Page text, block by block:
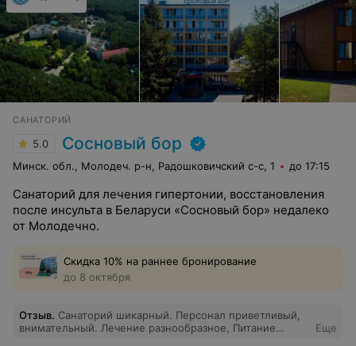
САНАТОРИЙ
5.0 Сосновый бор
Минск. обл., Молодеч. р-н, Радошковичский c-с, 1 до 17:15
Санаторий для лечения гипертонии, восстановления
после инсульта в Беларуси «Сосновый бор» недалеко
от Молодечно.
Скидка 10% на раннее бронирование
до 8 октября
Отзыв. Санаторий шикарный. Персонал приветливый,
внимательный. Лечение разнообразное, Питание
Еще